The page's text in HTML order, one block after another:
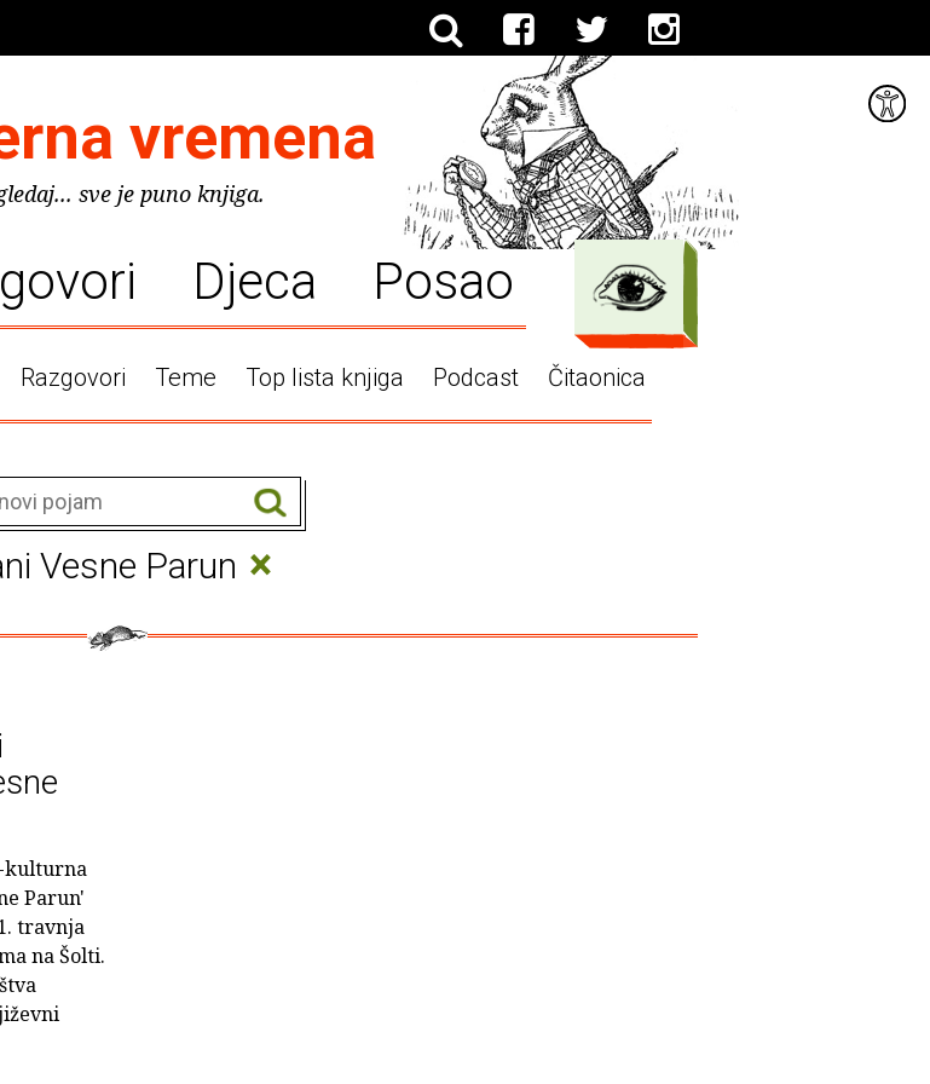
vremena
sve je puno knjiga.
Djeca Posao
Razgovori Teme Top lista knjiga Podcast Čitaonica
Vesne Parun ×
kulturna
Parun'
travnja
na Šolti.